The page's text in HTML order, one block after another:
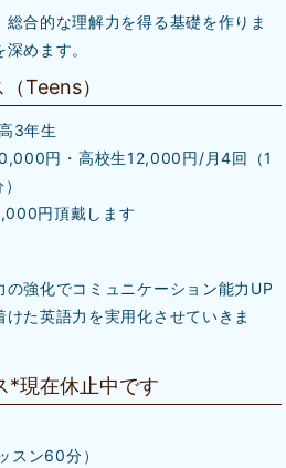
合的な理解力を得る基礎を作りま
めます。
Teens）
3年生
円・高校生12,000円/月4回（1
円頂戴します
強化でコミュニケーション能力UP
た英語力を実用化させていきま
*現在休止中です
スン60分）